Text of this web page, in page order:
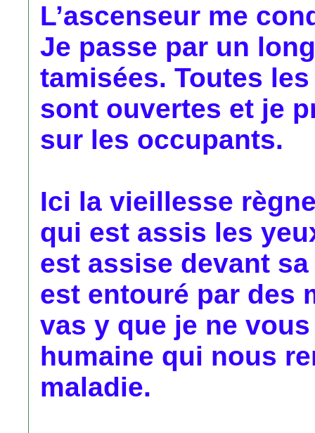
L’ascenseur me
Je passe par un
tamisées. Toutes
sont ouvertes et je
sur les occupants.
Ici la vieillesse
qui est assis les
est assise devant
est entouré par des
vas y que je ne
humaine qui nous
maladie.